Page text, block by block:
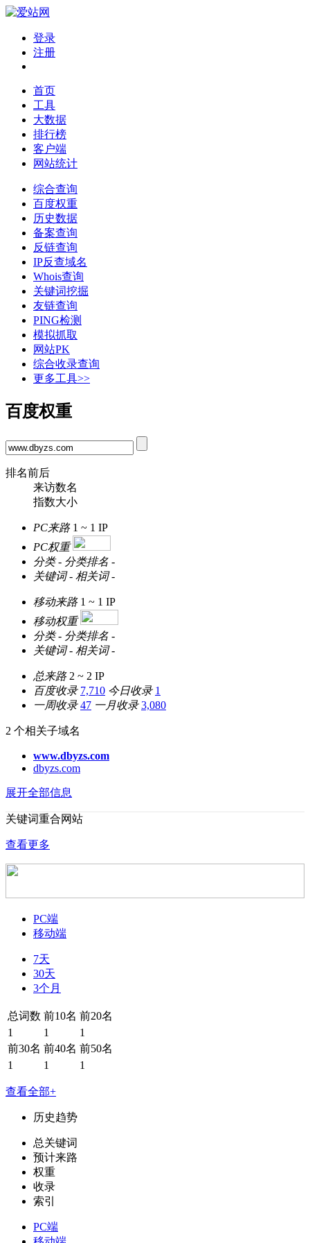
登录
注册
首页
工具
大数据
排行榜
客户端
网站统计
综合查询
百度权重
历史数据
备案查询
反链查询
IP反查域名
Whois查询
关键词挖掘
友链查询
PING检测
模拟抓取
网站PK
综合收录查询
更多工具>>
百度权重
排名前后
来访数名
指数大小
PC来路 1 ~ 1 IP
PC权重
分类 - 分类排名 -
关键词 - 相关词 -
移动来路 1 ~ 1 IP
移动权重
分类 - 分类排名 -
关键词 - 相关词 -
总来路 2 ~ 2 IP
百度收录 7,710 今日收录 1
一周收录 47 一月收录 3,080
2 个相关子域名
www.dbyzs.com
dbyzs.com
展开全部信息
关键词重合网站
查看更多
PC端
移动端
7天
30天
3个月
总词数 前10名 前20名
1
1
1
前30名 前40名 前50名
1
1 1
查看全部+
历史趋势
总关键词
预计来路
权重
收录
索引
PC端